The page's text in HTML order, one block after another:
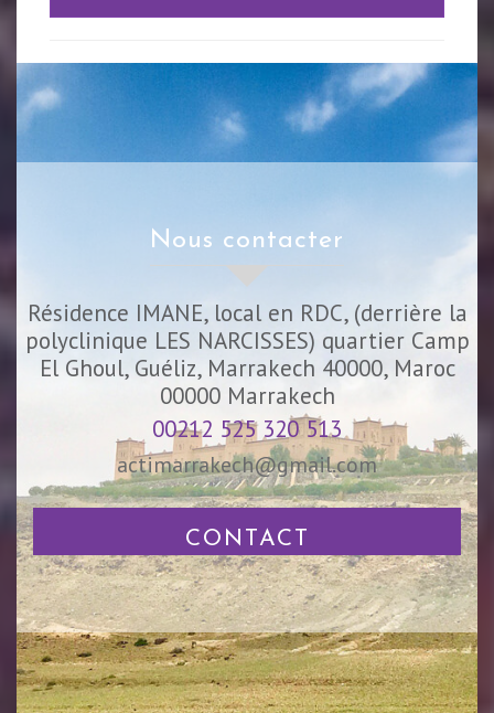
nous contacter
Résidence IMANE, local en RDC, (derrière la
polyclinique LES NARCISSES) quartier Camp
El Ghoul, Guéliz, Marrakech 40000, Maroc
00000 Marrakech
00212 525 320 513
actimarrakech@gmail.com
CONTACT